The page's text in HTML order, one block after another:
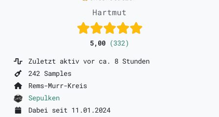
Hartmut
5,00 (332)
Zuletzt aktiv vor ca. 8 Stunden
242 Samples
Rems-Murr-Kreis
Sepulken
Dabei seit 11.01.2024